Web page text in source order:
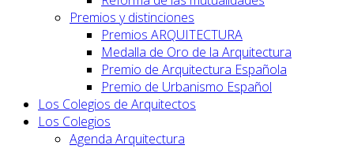
Premios y distinciones
Premios ARQUITECTURA
Medalla de Oro de la Arquitectura
Premio de Arquitectura Española
Premio de Urbanismo Español
Los Colegios de Arquitectos
Los Colegios
Agenda Arquitectura